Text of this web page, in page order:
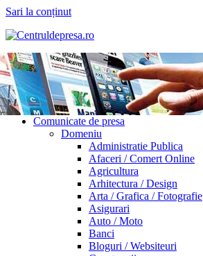
Sari la conținut
Comunicate de presa
Domeniu
Administratie Publica
Afaceri / Comert Online
Agricultura
Arhitectura / Design
Arta / Grafica / Fotografie
Asigurari
Auto / Moto
Banci
Bloguri / Websiteuri